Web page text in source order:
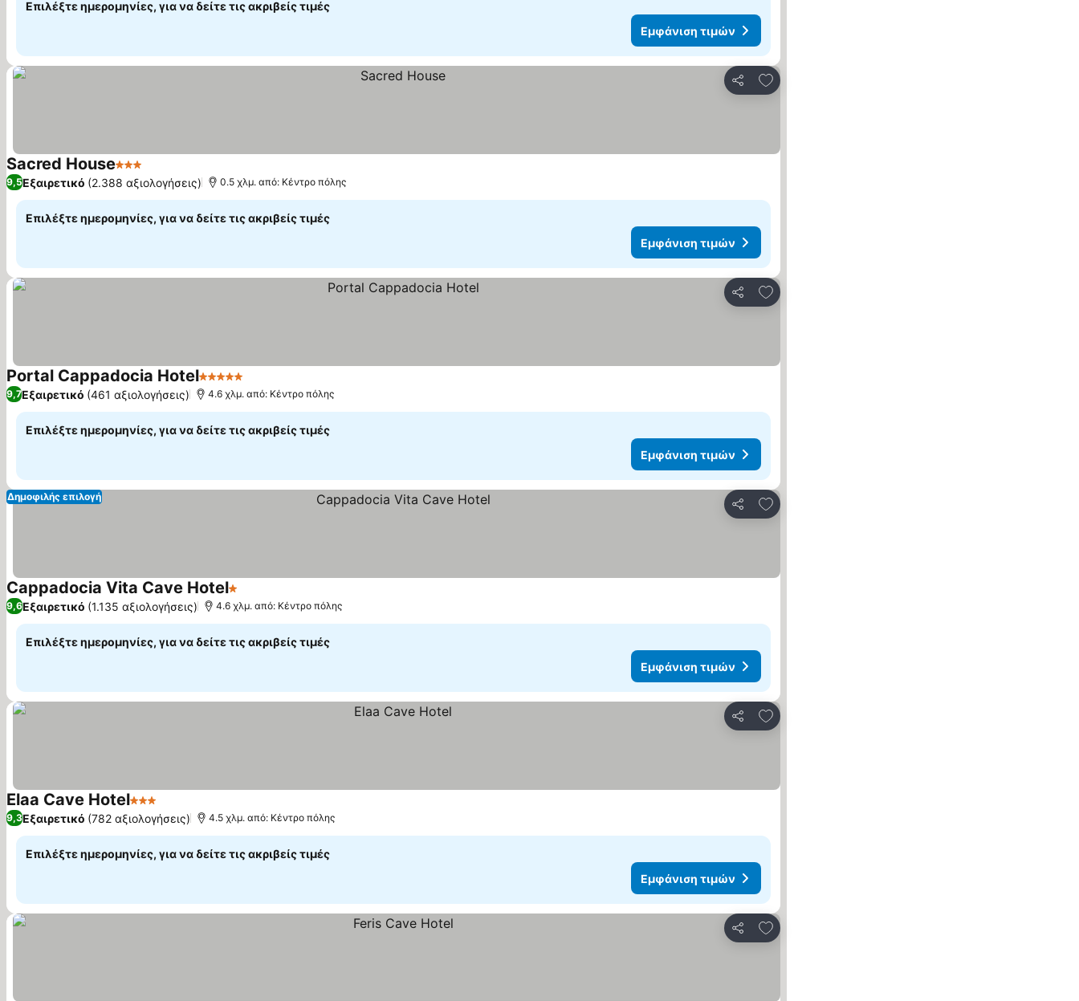
Επιλέξτε ημερομηνίες, για να δείτε τις ακριβείς τιμές
Εμφάνιση τιμών
Κοινοποίηση
Προσθήκη στα αγαπημένα
Sacred House3 Αστέρια
9,5Εξαιρετικό (2.388 αξιολογήσεις) 0.5 χλμ. από: Κέντρο πόλης
Επιλέξτε ημερομηνίες, για να δείτε τις ακριβείς τιμές
Εμφάνιση τιμών
Κοινοποίηση
Προσθήκη στα αγαπημένα
Portal Cappadocia Hotel5 Αστέρια
9,7Εξαιρετικό (461 αξιολογήσεις) 4.6 χλμ. από: Κέντρο πόλης
Επιλέξτε ημερομηνίες, για να δείτε τις ακριβείς τιμές
Εμφάνιση τιμών
Κοινοποίηση
Προσθήκη στα αγαπημένα
Δημοφιλής επιλογή
Cappadocia Vita Cave Hotel1 Αστέρια
9,6Εξαιρετικό (1.135 αξιολογήσεις) 4.6 χλμ. από: Κέντρο πόλης
Επιλέξτε ημερομηνίες, για να δείτε τις ακριβείς τιμές
Εμφάνιση τιμών
Κοινοποίηση
Προσθήκη στα αγαπημένα
Elaa Cave Hotel3 Αστέρια
9,3Εξαιρετικό (782 αξιολογήσεις) 4.5 χλμ. από: Κέντρο πόλης
Επιλέξτε ημερομηνίες, για να δείτε τις ακριβείς τιμές
Εμφάνιση τιμών
Κοινοποίηση
Προσθήκη στα αγαπημένα